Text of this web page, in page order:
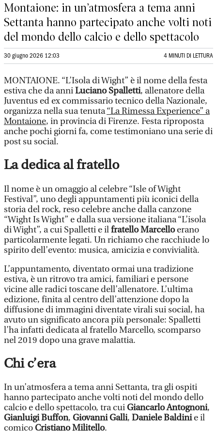
Montaione: in un’atmosfera a tema anni
Settanta hanno partecipato anche volti noti
del mondo dello calcio e dello spettacolo
30 giugno 2026 12:03 4 MINUTI DI LETTURA
MONTAIONE. “L’Isola di Wight” è il nome della festa
estiva che da anniLuciano Spalletti, allenatore della
Juventus ed ex commissario tecnico della Nazionale,
organizza nella sua tenuta“La Rimessa Experience” a
Montaione, in provincia di Firenze. Festa riproposta
anche pochi giorni fa, come testimoniano una serie di
post su social.
La dedica al fratello
Il nome è un omaggio al celebre “Isle of Wight
Festival”, uno degli appuntamenti più iconici della
storia del rock, reso celebre anche dalla canzone
“Wight Is Wight” e dalla sua versione italiana “L’isola
di Wight”, a cui Spalletti e ilfratello Marcelloerano
particolarmente legati. Un richiamo che racchiude lo
spirito dell’evento: musica, amicizia e convivialità.
L’appuntamento, diventato ormai una tradizione
estiva, è un ritrovo tra amici, familiari e persone
vicine alle radici toscane dell’allenatore. L’ultima
edizione, finita al centro dell’attenzione dopo la
diffusione di immagini diventate virali sui social, ha
avuto un significato ancora più personale: Spalletti
l’ha infatti dedicata al fratello Marcello, scomparso
nel 2019 dopo una grave malattia.
Chi c’era
In un’atmosfera a tema anni Settanta, tra gli ospiti
hanno partecipato anche volti noti del mondo dello
calcio e dello spettacolo, tra cuiGiancarlo Antognoni,
Gianluigi Buffon, Giovanni Galli, Daniele Baldinie il
comico Cristiano Militello.